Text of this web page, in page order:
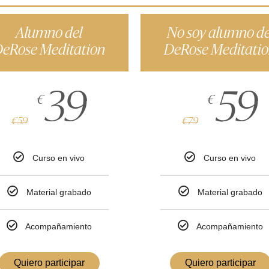
Alumno del
Meditation
€59
€ 39
Curso en vivo
Material grabado
Acompañamiento
Quiero participar
No soy alumno
DeRose
€79
€ 59
Curso en vivo
Material grabado
Acompañamiento
Quiero participar